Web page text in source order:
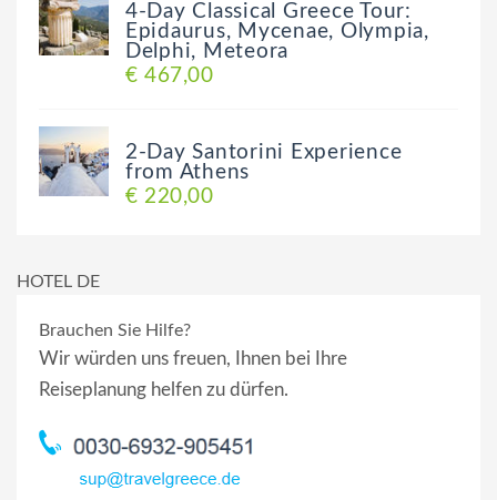
4-Day Classical Greece Tour:
Epidaurus, Mycenae, Olympia,
Delphi, Meteora
€ 467,00
2-Day Santorini Experience
from Athens
€ 220,00
HOTEL DE
Brauchen Sie Hilfe?
Wir würden uns freuen, Ihnen bei Ihre
Reiseplanung helfen zu dürfen.